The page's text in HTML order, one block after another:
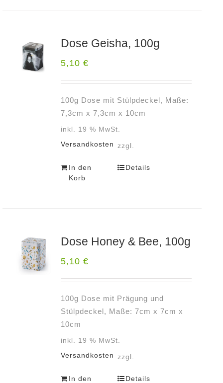
Dose Geisha, 100g
5,10€
100g Dose mit Stülpdeckel, Maße:
7,3cm x 7,3cm x 10cm
inkl. 19 % MwSt.
zzgl.
Versandkosten
In den
Korb
Details
Dose Honey & Bee, 100g
5,10€
100g Dose mit Prägung und
Stülpdeckel, Maße: 7cm x 7cm x
10cm
inkl. 19 % MwSt.
zzgl.
Versandkosten
In den
Details